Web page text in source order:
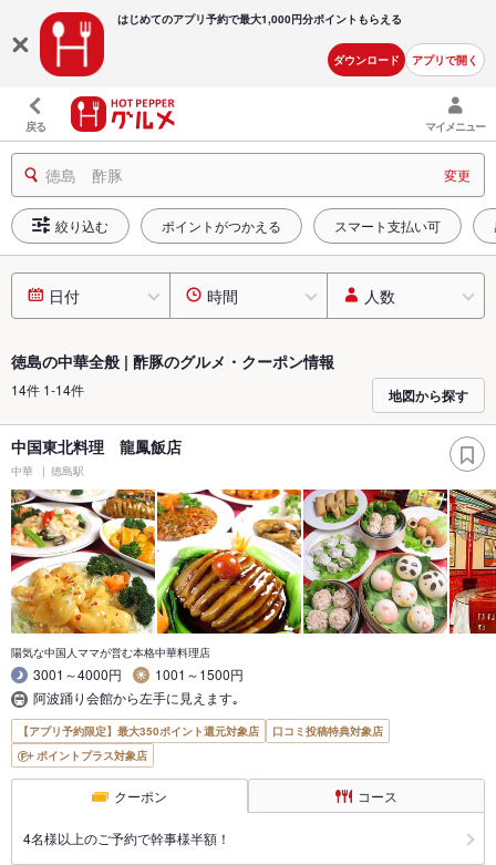
はじめてのアプリ予約で最大1,000円分ポイントもらえる
ダウンロード アプリで開く
戻る マイメニュー
徳島 酢豚 変更
絞り込む ポイントがつかえる スマート支払い可
日付 時間 人数
徳島の中華全般 | 酢豚のグルメ・クーポン情報
14件 1-14件 地図から探す
中国東北料理 龍鳳飯店
中華 徳島駅
陽気な中国人ママが営む本格中華料理店
3001～4000円
1001～1500円
阿波踊り会館から左手に見えます｡
【アプリ予約限定】最大350ポイント還元対象店
口コミ投稿特典対象店
ポイントプラス対象店
クーポン コース
4名様以上のご予約で幹事様半額！